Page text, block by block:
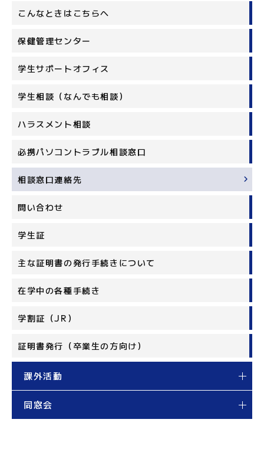
こんなときはこちらへ
保健管理センター
学生サポートオフィス
学生相談（なんでも相談）
ハラスメント相談
必携パソコントラブル相談窓口
相談窓口連絡先
問い合わせ
学生証
主な証明書の発行手続きについて
在学中の各種手続き
学割証（JR）
証明書発行（卒業生の方向け）
課外活動
同窓会